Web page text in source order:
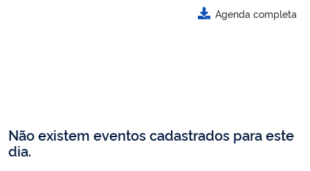
Agenda completa
Não existem eventos cadastrados para este
dia.